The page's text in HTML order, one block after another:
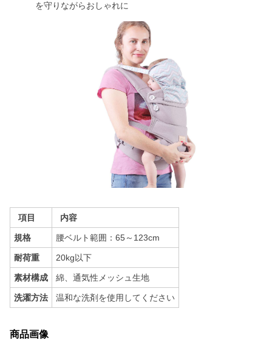
を守りながらおしゃれに
項目 内容
規格 腰ベルト範囲：65～123cm
耐荷重 20kg以下
素材構成 綿、通気性メッシュ生地
洗濯方法 温和な洗剤を使用してください
商品画像